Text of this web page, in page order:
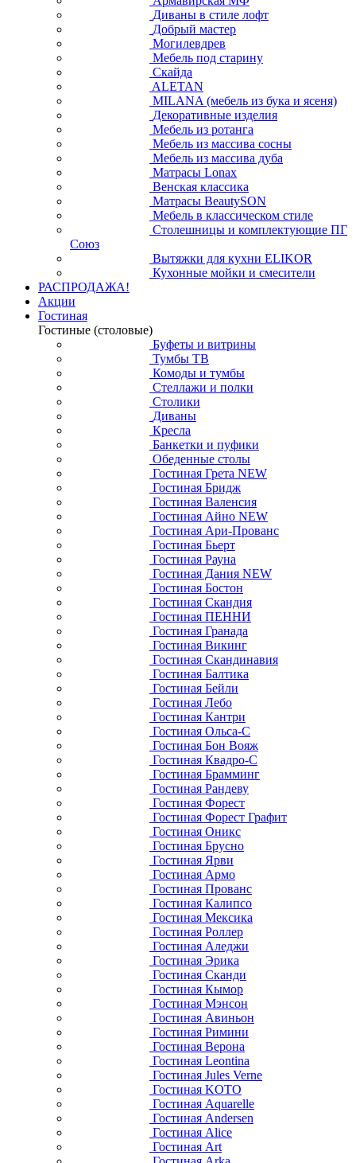
Диваны в стиле лофт
Добрый мастер
Могилевдрев
Мебель под старину
Скайда
ALETAN
MILANA (мебель из бука и ясеня)
Декоративные изделия
Мебель из ротанга
Мебель из массива сосны
Мебель из массива дуба
Матрасы Lonax
Венская классика
Матрасы BeautySON
Мебель в классическом стиле
Столешницы и комплектующие ПГ
Союз
Вытяжки для кухни ELIKOR
Кухонные мойки и смесители
РАСПРОДАЖА!
Акции
Гостиная
Гостиные (столовые)
Буфеты и витрины
Тумбы ТВ
Комоды и тумбы
Стеллажи и полки
Столики
Диваны
Кресла
Банкетки и пуфики
Обеденные столы
Гостиная Грета NEW
Гостиная Бридж
Гостиная Валенсия
Гостиная Айно NEW
Гостиная Ари-Прованс
Гостиная Бьерт
Гостиная Рауна
Гостиная Дания NEW
Гостиная Бостон
Гостиная Скандия
Гостиная ПЕННИ
Гостиная Гранада
Гостиная Викинг
Гостиная Скандинавия
Гостиная Балтика
Гостиная Бейли
Гостиная Лебо
Гостиная Кантри
Гостиная Ольса-С
Гостиная Бон Вояж
Гостиная Квадро-С
Гостиная Брамминг
Гостиная Рандеву
Гостиная Форест
Гостиная Форест Графит
Гостиная Оникс
Гостиная Брусно
Гостиная Ярви
Гостиная Армо
Гостиная Прованс
Гостиная Калипсо
Гостиная Мексика
Гостиная Роллер
Гостиная Аледжи
Гостиная Эрика
Гостиная Сканди
Гостиная Кымор
Гостиная Мэнсон
Гостиная Авиньон
Гостиная Римини
Гостиная Верона
Гостиная Leontina
Гостиная Jules Verne
Гостиная KOTO
Гостиная Aquarelle
Гостиная Andersen
Гостиная Alice
Гостиная Art